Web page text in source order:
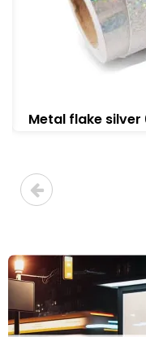
Metal flake silver